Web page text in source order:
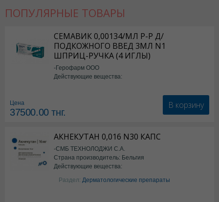
ПОПУЛЯРНЫЕ ТОВАРЫ
СЕМАВИК 0,00134/МЛ Р-Р Д/
ПОДКОЖНОГО ВВЕД 3МЛ N1
ШПРИЦ-РУЧКА (4 ИГЛЫ)
-Герофарм ООО
Действующие вещества:
Цена
37500.00тнг.
В корзину
АКНЕКУТАН 0,016 N30 КАПС
-СМБ ТЕХНОЛОДЖИ С.А.
Страна производитель: Бельгия
Действующие вещества:
Изотретиноин
Раздел: Дерматологические препараты